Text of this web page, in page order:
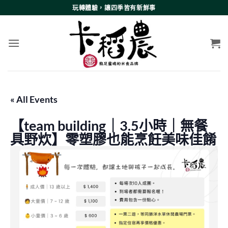
to
玩轉體驗，讓四季皆有新鮮事
« All Events
【team building｜3.5小時｜無餐
具野炊】零塑膠也能烹飪美味佳餚